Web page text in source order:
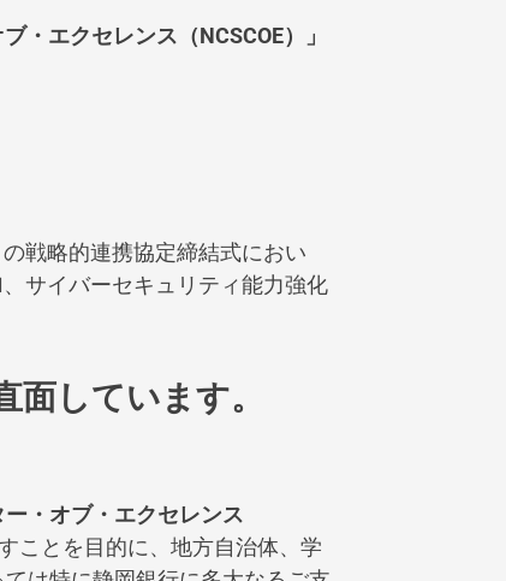
エクセレンス（NCSCOE）」
戦略的連携協定締結式におい
サイバーセキュリティ能力強化
しています。
・オブ・エクセレンス
ことを目的に、地方自治体、学